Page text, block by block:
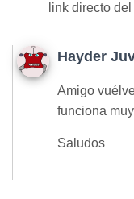
link directo
Hayder
Amigo
funciona
Saludos